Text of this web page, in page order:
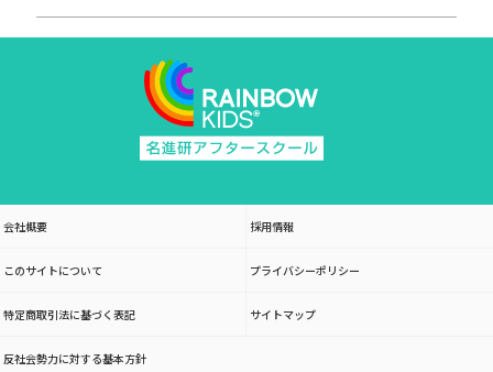
会社概要 採用情報
このサイトについて プライバシーポリシー
特定商取引法に基づく表記 サイトマップ
反社会勢力に対する基本方針